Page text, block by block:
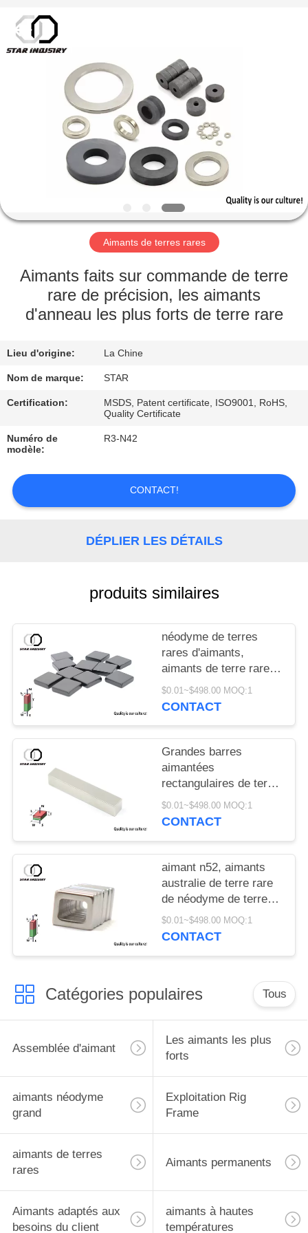
MAISON
PRODUITS
DE
NOUS
VISITE
D'USINE
DE
QUALITÉ
CONTACTEZ-
NOUS
NOUVELLES
Copyright
2021
magnetsassembly.com.
Aimants de terres rares
Aimants faits sur commande de terre
rare de précision, les aimants
d'anneau les plus forts de terre rare
Lieu d'origine: La Chine
Nom de marque: STAR
Certification:
MSDS, Patent certificate, ISO9001, RoHS,
Quality Certificate
Numéro de
modèle:
R3-N42
CONTACT!
DÉPLIER LES DÉTAILS
produits similaires
néodyme de terres
rares d'aimants,
aimants de terre rare,
aimants de la terre n52
rare
$0.01~$498.00 MOQ:1
CONTACT
Grandes barres
aimantées
rectangulaires de terre
rare pour l'Assemblée
composante
$0.01~$498.00 MOQ:1
CONTACT
aimant n52, aimants
australie de terre rare
de néodyme de terre
rare
$0.01~$498.00 MOQ:1
CONTACT
Catégories populaires Tous
Assemblée d'aimant
Les aimants les plus
forts
aimants néodyme
grand
Exploitation Rig
Frame
aimants de terres
rares
Aimants permanents
Aimants adaptés aux
besoins du client
aimants à hautes
températures